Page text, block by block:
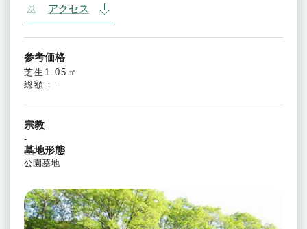
アクセス
参考価格
芝生1.05㎡
総額：-
宗教
-
墓地形態
公園墓地